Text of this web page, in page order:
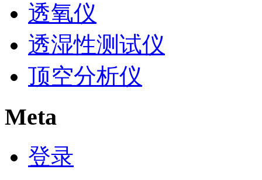
透氧仪
透湿性测试仪
顶空分析仪
Meta
登录